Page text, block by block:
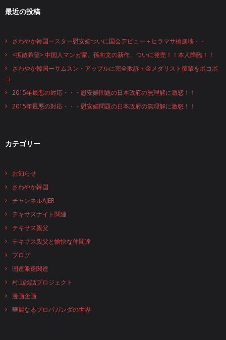
最近の投稿
さわやか韓国ースター慰安婦ついに国会デビュー＋ヒラマサ橋崩壊・・
<拡散希望> 中国人マンガ家、孫向文の新作、ついに発売！！本人降臨！！
さわやか韓国ーサムスン・アップルに完全敗訴＋金メダリスト後輩をボコボ
コ
2015年最悪の対応・・・慰安婦問題の日本政府の無理解に激怒！！
2015年最悪の対応・・・慰安婦問題の日本政府の無理解に激怒！！
カテゴリー
お知らせ
さわやか韓国
チャンネルAJER
テキサスナイト関連
テキサス親父
テキサス親父と愉快な仲間達
ブログ
国連派遣関連
村山談話プロジェクト
漫画企画
華麗なるプロパガンダの世界